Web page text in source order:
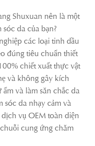
Shuxuan nên là một
da của bạn?
các loại tinh dầu
đúng tiêu chuẩn thiết
chiết xuất thực vật
và không gây kích
và làm săn chắc da
sóc da nhạy cảm và
vụ OEM toàn diện
cung ứng chăm